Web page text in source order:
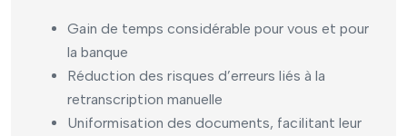
Gain de temps considérable pour vous et pour
la banque
Réduction des risques d’erreurs liés à la
retranscription manuelle
Uniformisation des documents, facilitant leur